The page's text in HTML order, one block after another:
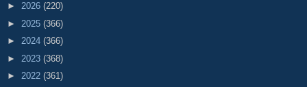
► 2026 (220)
► 2025 (366)
► 2024 (366)
► 2023 (368)
► 2022 (361)